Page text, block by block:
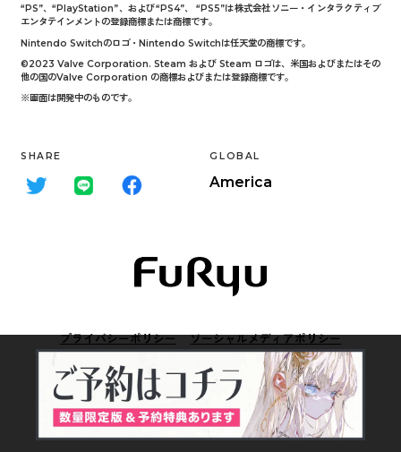
“PS”、“PlayStation”、および“PS4”、 “PS5”は株式会社ソニー・インタラクティブ
エンタテインメントの登録商標または商標です。
Nintendo Switchのロゴ・Nintendo Switchは任天堂の商標です。
©2023 Valve Corporation. Steam および Steam ロゴは、米国およびまたはその
他の国のValve Corporation の商標およびまたは登録商標です。
※画面は開発中のものです。
SHARE GLOBAL
America
プライバシーポリシー ソーシャルメディアポリシー
© FURYU Corporation.